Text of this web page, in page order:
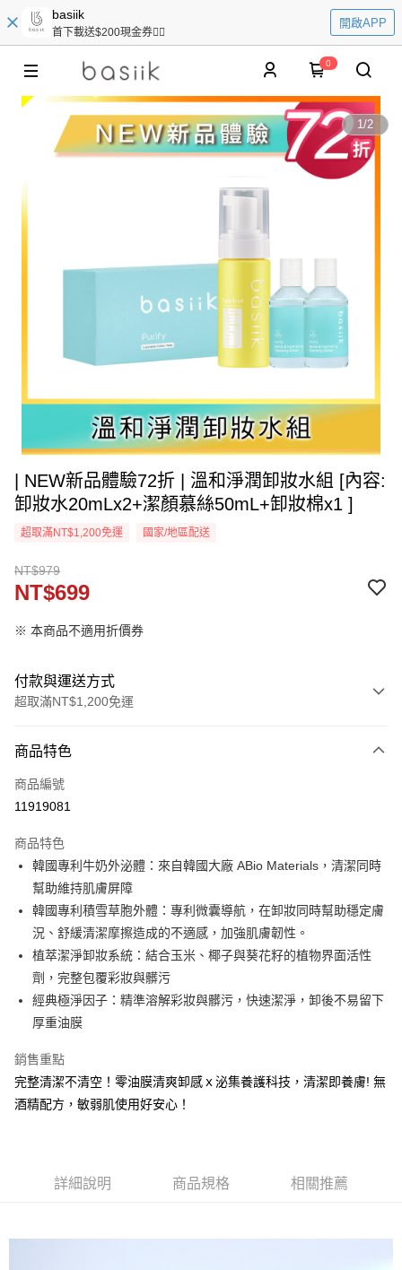
basiik
首下載送$200現金券👆🏻
開啟APP
0
1/2
| NEW新品體驗72折 | 溫和淨潤卸妝水組 [內容:
卸妝水20mLx2+潔顏慕絲50mL+卸妝棉x1 ]
超取滿NT$1,200免運 國家/地區配送
NT$979
NT$699
※ 本商品不適用折價券
付款與運送方式
超取滿NT$1,200免運
信用卡一次付款
超商取貨付款
Apple Pay
街口支付
悠遊付
大哥付你分期
相關說明
【大哥付你分期使用說明】
1.本服務由台灣大哥大提供，台灣大哥大用戶可立即使用無須另外申請。
流程，驗證手機門號後，選擇欲分期的期數、繳款截止日，確認付款後即完
成交易。
3.實際核准額度、可分期數及費用金額請依後續交易確認頁面所載為準。
4.訂單成立30分鐘內，如未前往確認交易或遇審核未通過，訂單將自動取
醒簡訊。
AFTEE先享後付
【關於「AFTEE先享後付」】
AFTEE先享後付是「在收到商品之後才付款」的支付方式。 讓您購物簡單
便利好安心！
１．簡單：不需註冊會員、不需綁卡、不需儲值。
１．於結帳方式選擇「AFTEE先享後付」後，將跳轉至「AFTEE先享後付」
３．收到繳費通知簡訊後14天內，點擊此簡訊中的連結，可透過四大超商／
商品特色
商品編號
11919081
商品特色
韓國專利牛奶外泌體：來自韓國大廠 ABio Materials，清潔同時
幫助維持肌膚屏障
韓國專利積雪草胞外體：專利微囊導航，在卸妝同時幫助穩定膚
況、舒緩清潔摩擦造成的不適感，加強肌膚韌性。
植萃潔淨卸妝系統：結合玉米、椰子與葵花籽的植物界面活性
劑，完整包覆彩妝與髒污
經典極淨因子：精準溶解彩妝與髒污，快速潔淨，卸後不易留下
厚重油膜
銷售重點
完整清潔不清空！零油膜清爽卸感ｘ泌集養護科技，清潔即養膚! 無
酒精配方，敏弱肌使用好安心！
詳細說明 商品規格 相關推薦